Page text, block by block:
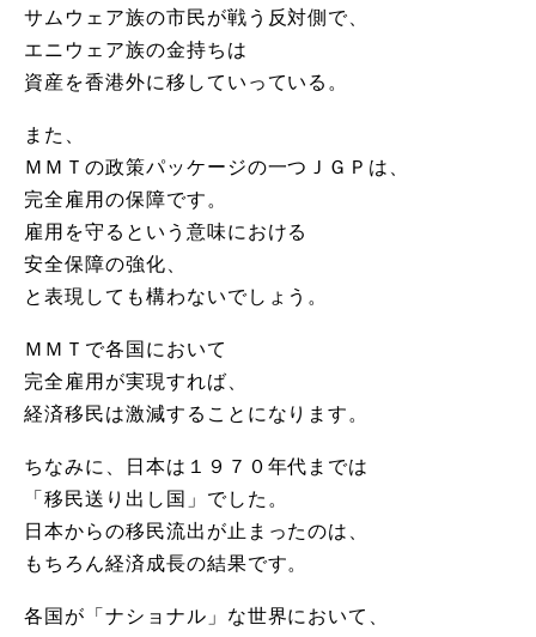
サムウェア族の市民が戦う反対側で、
エニウェア族の金持ちは
資産を香港外に移していっている。
また、
ＭＭＴの政策パッケージの一つＪＧＰは、
完全雇用の保障です。
雇用を守るという意味における
安全保障の強化、
と表現しても構わないでしょう。
ＭＭＴで各国において
完全雇用が実現すれば、
経済移民は激減することになります。
ちなみに、日本は１９７０年代までは
「移民送り出し国」でした。
日本からの移民流出が止まったのは、
もちろん経済成長の結果です。
各国が「ナショナル」な世界において、